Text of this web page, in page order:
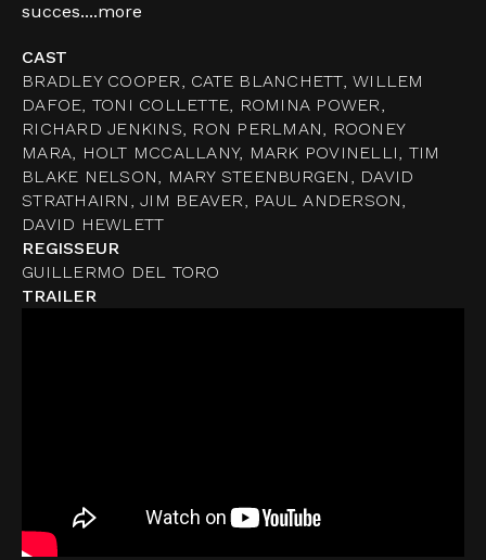
succes....more
CAST
BRADLEY COOPER, CATE BLANCHETT, WILLEM
DAFOE, TONI COLLETTE, ROMINA POWER,
RICHARD JENKINS, RON PERLMAN, ROONEY
MARA, HOLT MCCALLANY, MARK POVINELLI, TIM
BLAKE NELSON, MARY STEENBURGEN, DAVID
STRATHAIRN, JIM BEAVER, PAUL ANDERSON,
DAVID HEWLETT
REGISSEUR
GUILLERMO DEL TORO
TRAILER